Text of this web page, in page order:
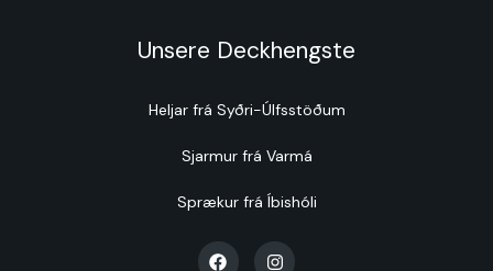
Unsere Deckhengste
Heljar frá Syðri-Úlfsstöðum
Sjarmur frá Varmá
Sprækur frá Íbishóli